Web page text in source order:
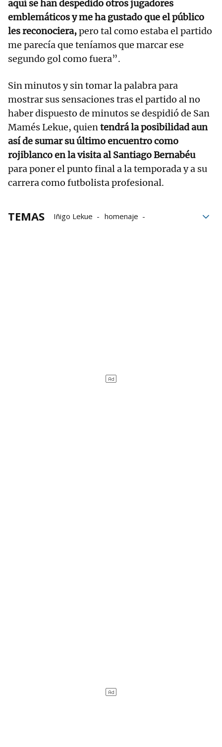
aquí se han despedido otros jugadores
emblemáticos y me ha gustado que el público
les reconociera,pero tal como estaba el partido
me parecía que teníamos que marcar ese
segundo gol como fuera”.
Sin minutos y sin tomar la palabra para
mostrar sus sensaciones tras el partido al no
haber dispuesto de minutos se despidió de San
Mamés Lekue, quientendrá la posibilidad aun
así de sumar su último encuentro como
rojiblanco en la visita al Santiago Bernabéu
para poner el punto final a la temporada y a su
carrera como futbolista profesional.
TEMAS Iñigo Lekue
homenaje